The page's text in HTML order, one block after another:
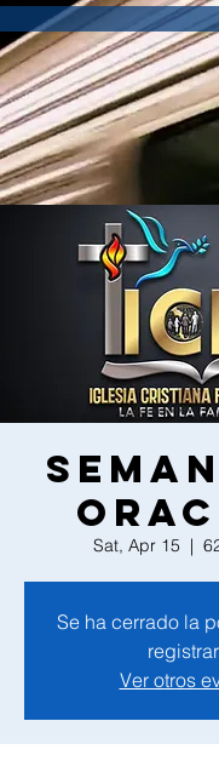
Sat, Apr 15
  |
Se ha cerrado la
Ver otros